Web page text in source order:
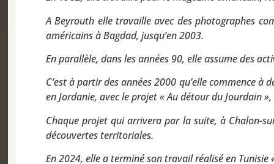
A Beyrouth elle travaille avec des photographes
américains à Bagdad, jusqu’en 2003.
En parallèle, dans les années 90, elle assume des
C’est à partir des années 2000 qu’elle commence
en Jordanie, avec le projet « Au détour du Jourdain
Chaque projet qui arrivera par la suite, à Chalon-
découvertes territoriales.
En 2024, elle a terminé son travail réalisé en Tunisie